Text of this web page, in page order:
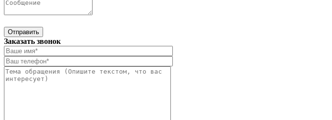
Отправить
Заказать звонок